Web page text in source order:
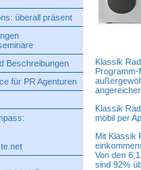
überall präsent
Beschreibungen
für PR Agenturen
Klassik
Klassik
mobil per
Mit Klassik
Von den
sind 92%